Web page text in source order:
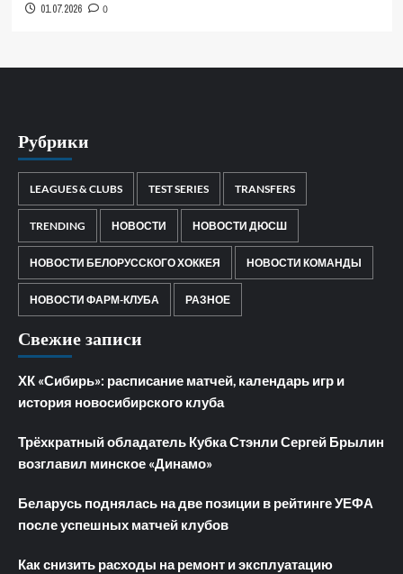
01.07.2026 0
Рубрики
LEAGUES & CLUBS TEST SERIES TRANSFERS
TRENDING НОВОСТИ НОВОСТИ ДЮСШ
НОВОСТИ БЕЛОРУССКОГО ХОККЕЯ НОВОСТИ КОМАНДЫ
НОВОСТИ ФАРМ-КЛУБА РАЗНОЕ
Свежие записи
ХК «Сибирь»: расписание матчей, календарь игр и
история новосибирского клуба
Трёхкратный обладатель Кубка Стэнли Сергей Брылин
возглавил минское «Динамо»
Беларусь поднялась на две позиции в рейтинге УЕФА
после успешных матчей клубов
Как снизить расходы на ремонт и эксплуатацию